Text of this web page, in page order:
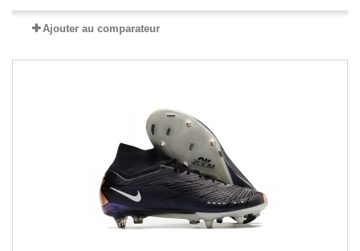
Ajouter au comparateur